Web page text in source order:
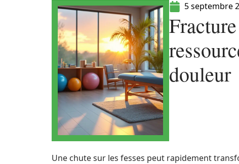
5 septembre
douleur
Une chute sur les fesses peut rapidement